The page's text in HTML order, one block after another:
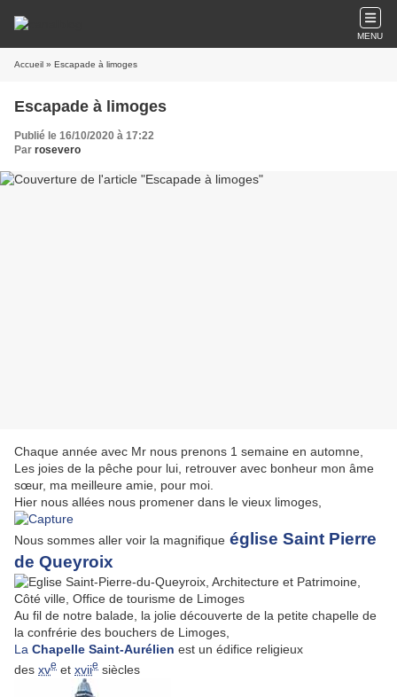
MENU
Accueil » Escapade à limoges
Escapade à limoges
Publié le 16/10/2020 à 17:22
Par rosevero
Chaque année avec Mr nous prenons 1 semaine en automne,
Les joies de la pêche pour lui, retrouver avec bonheur mon âme
sœur, ma meilleure amie, pour moi.
Hier nous allées nous promener dans le vieux limoges,
Nous sommes aller voir la magnifique église Saint Pierre
de Queyroix
Au fil de notre balade, la jolie découverte de la petite chapelle de
la confrérie des bouchers de Limoges,
La Chapelle Saint-Aurélien est un édifice religieux
des xve et xviie siècles